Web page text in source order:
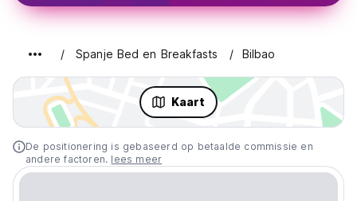
Spanje Bed en Breakfasts Bilbao
Kaart
De positionering is gebaseerd op betaalde commissie en
andere factoren. lees meer